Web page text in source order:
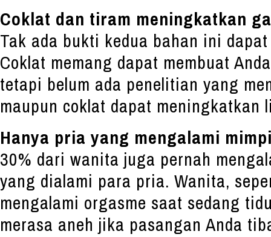
Coklat dan tiram meningkatkan
Tak ada bukti kedua bahan ini
Coklat memang dapat membuat
tetapi belum ada penelitian yang
maupun coklat dapat meningkatkan
Hanya pria yang mengalami
30% dari wanita juga pernah
yang dialami para pria. Wanita,
mengalami orgasme saat sedang
merasa aneh jika pasangan Anda